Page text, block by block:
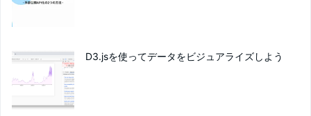
D3.jsを使ってデータをビジュアライズしよう